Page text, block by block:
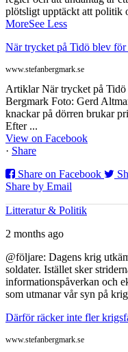
plötsligt upptäckt att politik
MoreSee Less
När trycket på Tidö blev
www.stefanbergmark.se
Artiklar När trycket på
Bergmark Foto: Gerd
knackar på dörren brukar
Efter ...
View on Facebook
· Share
Share on Facebook
Share by Email
Litteratur & Politik
2 months ago
@följare: Dagens krig
soldater. Istället sker
informationspåverkan och
som utmanar vår syn på
Därför räcker inte fler
www.stefanbergmark.se